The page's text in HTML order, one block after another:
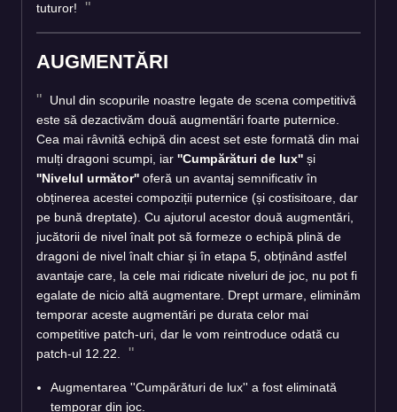
tuturor!
AUGMENTĂRI
Unul din scopurile noastre legate de scena competitivă
este să dezactivăm două augmentări foarte puternice.
Cea mai râvnită echipă din acest set este formată din mai
mulți dragoni scumpi, iar ''Cumpărături de lux'' și
''Nivelul următor'' oferă un avantaj semnificativ în
obținerea acestei compoziții puternice (și costisitoare, dar
pe bună dreptate). Cu ajutorul acestor două augmentări,
jucătorii de nivel înalt pot să formeze o echipă plină de
dragoni de nivel înalt chiar și în etapa 5, obținând astfel
avantaje care, la cele mai ridicate niveluri de joc, nu pot fi
egalate de nicio altă augmentare. Drept urmare, eliminăm
temporar aceste augmentări pe durata celor mai
competitive patch-uri, dar le vom reintroduce odată cu
patch-ul 12.22.
Augmentarea ''Cumpărături de lux'' a fost eliminată
temporar din joc.